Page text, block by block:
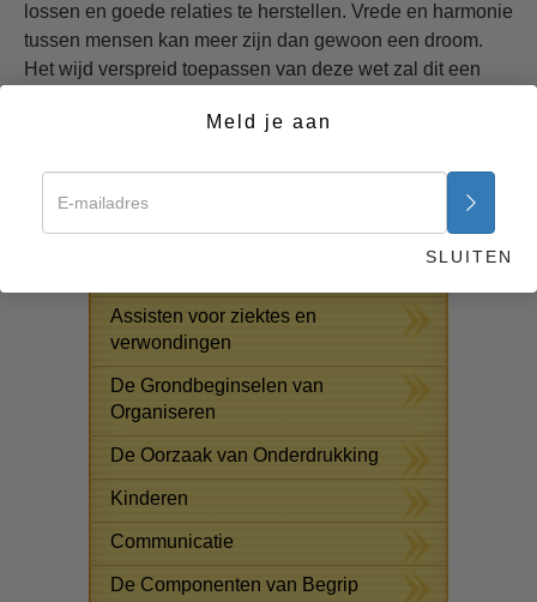
lossen en goede relaties te herstellen. Vrede en harmonie
tussen mensen kan meer zijn dan gewoon een droom.
Het wijd verspreid toepassen van deze wet zal dit een
GRATIS ONLINE CURSUSSEN
Assisten voor ziektes en
verwondingen
De Grondbeginselen van
Organiseren
De Oorzaak van Onderdrukking
Kinderen
Communicatie
De Componenten van Begrip
Meld je aan
SLUITEN